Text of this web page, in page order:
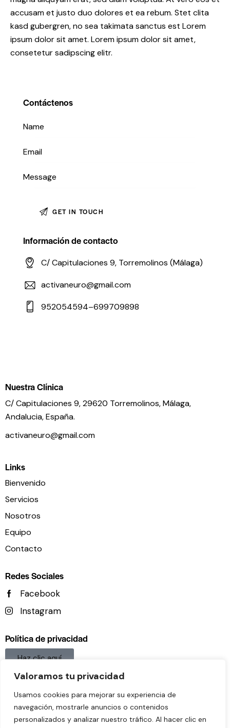
Valoramos tu privacidad
Usamos cookies para mejorar su experiencia de
navegación, mostrarle anuncios o contenidos
personalizados y analizar nuestro tráfico. Al hacer clic en
accusam et justo duo dolores et ea rebum. Stet clita
kasd gubergren, no sea takimata sanctus est Lorem
ipsum dolor sit amet. Lorem ipsum dolor sit amet,
consetetur sadipscing elitr.
Contáctenos
Información de contacto
C/ Capitulaciones 9, Torremolinos (Málaga)
activaneuro@gmail.com
952054594–699709898
Nuestra Clínica
C/ Capitulaciones 9, 29620 Torremolinos,Málaga,
Andalucia,España.
activaneuro@gmail.com
Links
Bienvenido
Servicios
Nosotros
Equipo
Contacto
Redes Sociales
Facebook
Instagram
Política de privacidad
Haz clic aquí
Aviso legal
Haz clic aquí
Política De Cookies